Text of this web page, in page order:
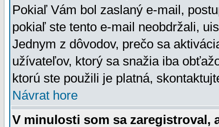
Pokiaľ Vám bol zaslaný e-mail,
pokiaľ ste tento e-mail neobdržali,
Jednym z dôvodov, prečo sa
užívateľov, ktorý sa snažia iba
ktorú ste použili je platná,
Návrat hore
V minulosti som sa zaregistroval,